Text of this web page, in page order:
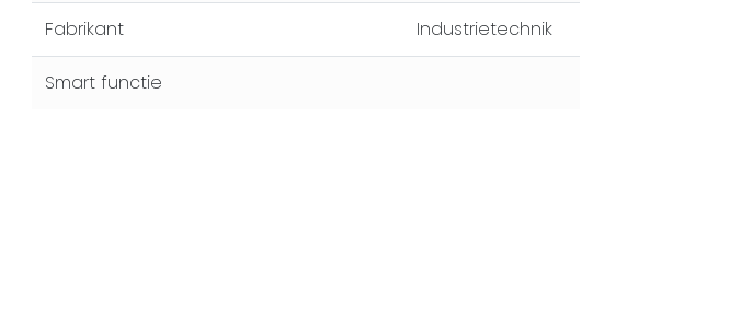
Fabrikant Industrietechnik
Smart functie